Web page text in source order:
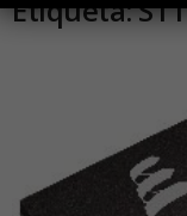
Etiqueta: